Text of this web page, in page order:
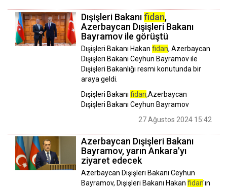
Dışişleri Bakanıfidan,
Azerbaycan Dışişleri Bakanı
Bayramov ile görüştü
Dışişleri Bakanı Hakan fidan, Azerbaycan
Dışişleri Bakanı Ceyhun Bayramov ile
Dışişleri Bakanlığı resmi konutunda bir
araya geldi.
Dışişleri Bakanı fidan,Azerbaycan
Dışişleri Bakanı Ceyhun Bayramov
27 Ağustos 2024 15:42
Azerbaycan Dışişleri Bakanı
Bayramov, yarın Ankara'yı
ziyaret edecek
Azerbaycan Dışişleri Bakanı Ceyhun
Bayramov, Dışişleri Bakanı Hakan fidan'ın